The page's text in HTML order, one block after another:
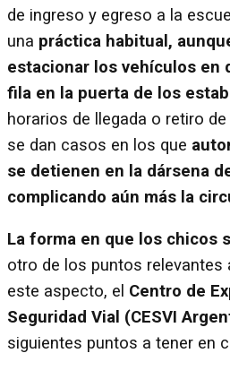
de ingreso y egreso a la
una práctica habitual,
estacionar los vehículos en
fila en la puerta de los
horarios de llegada o retiro
se dan casos en los que
se detienen en la dársena
complicando aún más la
La forma en que los chicos
otro de los puntos relevantes
este aspecto, el Centro de
Seguridad Vial (CESVI
siguientes puntos a tener en